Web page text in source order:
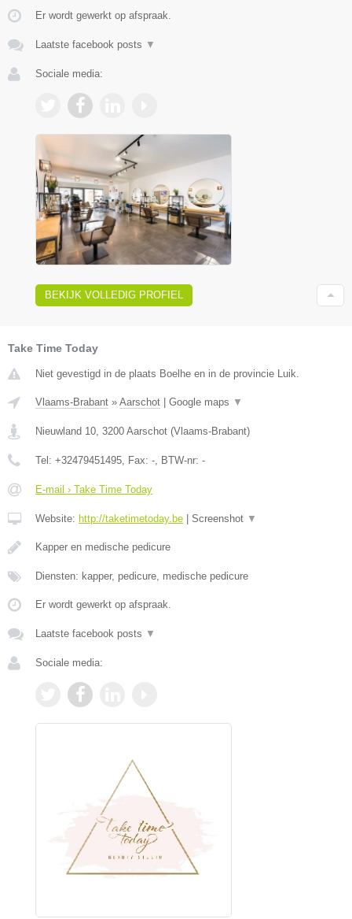
Er wordt gewerkt op afspraak.
Laatste facebook posts ▼
Sociale media:
BEKIJK VOLLEDIG PROFIEL
Take Time Today
Niet gevestigd in de plaats Boelhe en in de provincie Luik.
Vlaams-Brabant » Aarschot Google maps ▼
Nieuwland 10, 3200 Aarschot (Vlaams-Brabant)
Tel: +32479451495, Fax: -, BTW-nr: -
E-mail › Take Time Today
Website: http://taketimetoday.be Screenshot ▼
Kapper en medische pedicure
Diensten: kapper, pedicure, medische pedicure
Er wordt gewerkt op afspraak.
Laatste facebook posts ▼
Sociale media: